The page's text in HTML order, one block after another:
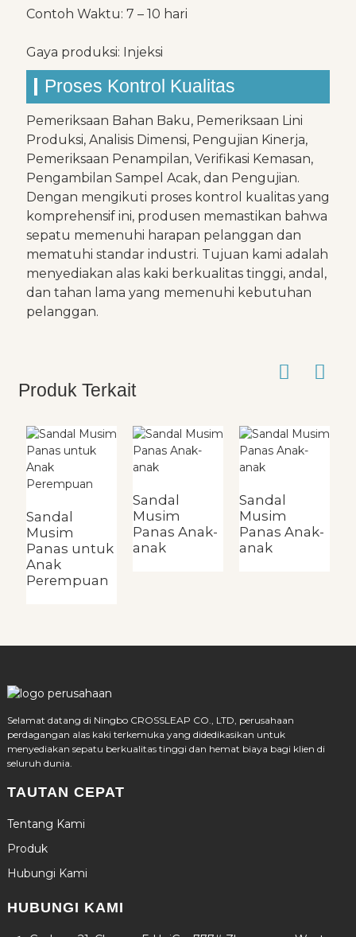
Contoh Waktu: 7 – 10 hari
Gaya produksi: Injeksi
Proses Kontrol Kualitas
Pemeriksaan Bahan Baku, Pemeriksaan Lini
Produksi, Analisis Dimensi, Pengujian Kinerja,
Pemeriksaan Penampilan, Verifikasi Kemasan,
Pengambilan Sampel Acak, dan Pengujian.
Dengan mengikuti proses kontrol kualitas yang
komprehensif ini, produsen memastikan bahwa
sepatu memenuhi harapan pelanggan dan
mematuhi standar industri. Tujuan kami adalah
menyediakan alas kaki berkualitas tinggi, andal,
dan tahan lama yang memenuhi kebutuhan
pelanggan.
Produk Terkait
Sandal
Musim
Panas untuk
Anak
Perempuan
Sandal
Musim
Panas Anak-
anak
Sandal
Musim
Panas Anak-
anak
Selamat datang di Ningbo CROSSLEAP CO., LTD, perusahaan
perdagangan alas kaki terkemuka yang didedikasikan untuk
menyediakan sepatu berkualitas tinggi dan hemat biaya bagi klien di
seluruh dunia.
TAUTAN CEPAT
Tentang Kami
Produk
Hubungi Kami
HUBUNGI KAMI